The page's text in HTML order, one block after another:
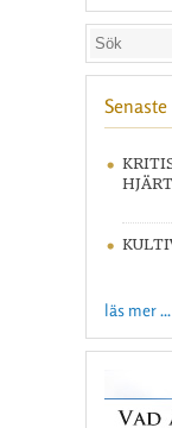
läs mer ...